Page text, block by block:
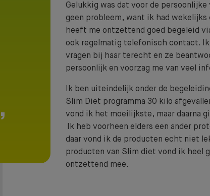
Gelukkig was dat voor de
geen probleem, want ik had wekelijks
heeft me ontzettend goed begeleid
ook regelmatig telefonisch contact.
vragen bij haar terecht en ze
persoonlijk en voorzag me van veel
Ik ben uiteindelijk onder de
Slim Diet programma 30 kilo
vond ik het moeilijkste, maar daarna
Ik heb voorheen elders een ander
daar vond ik de producten echt niet
producten van Slim diet vond ik heel
Wij helpen je graag
naar een fit, gezond
en goed gevoel!